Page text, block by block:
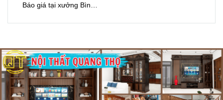
Báo giá tại xưởng Bình